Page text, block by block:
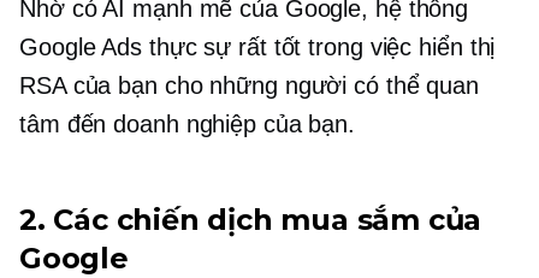
Nhờ có AI mạnh mẽ của Google, hệ thống
Google Ads thực sự rất tốt trong việc hiển thị
RSA của bạn cho những người có thể quan
tâm đến doanh nghiệp của bạn.
2. Các chiến dịch mua sắm của
Google